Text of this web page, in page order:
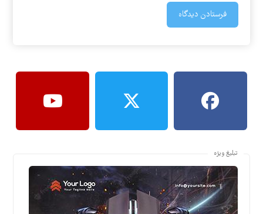
فرستادن دیدگاه
تبلیغ ویژه